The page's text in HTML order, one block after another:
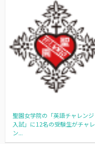
聖園女学院の「英語チャレンジ
入試」に12名の受験生がチャレ
ン...